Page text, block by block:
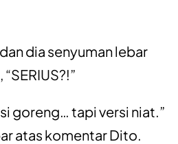
dia senyuman lebar
goreng… tapi versi niat.”
atas komentar Dito.